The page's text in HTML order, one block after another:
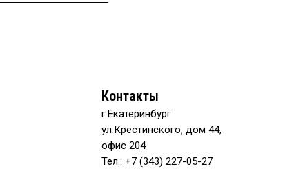
Контакты
г.Екатеринбург
ул.Крестинского, дом 44,
офис 204
Тел.: +7 (343) 227-05-27